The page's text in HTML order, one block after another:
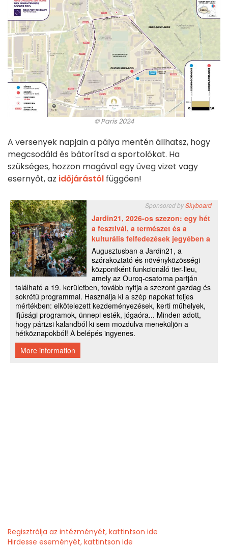
© Paris 2024
A versenyek napjain a pálya mentén állhatsz, hogy
megcsodáld és bátorítsd a sportolókat. Ha
szükséges, hozzon magával egy üveg vizet vagy
esernyőt, az időjárástól függően!
Regisztrálja az intézményét, kattintson ide
Hirdesse eseményét, kattintson ide